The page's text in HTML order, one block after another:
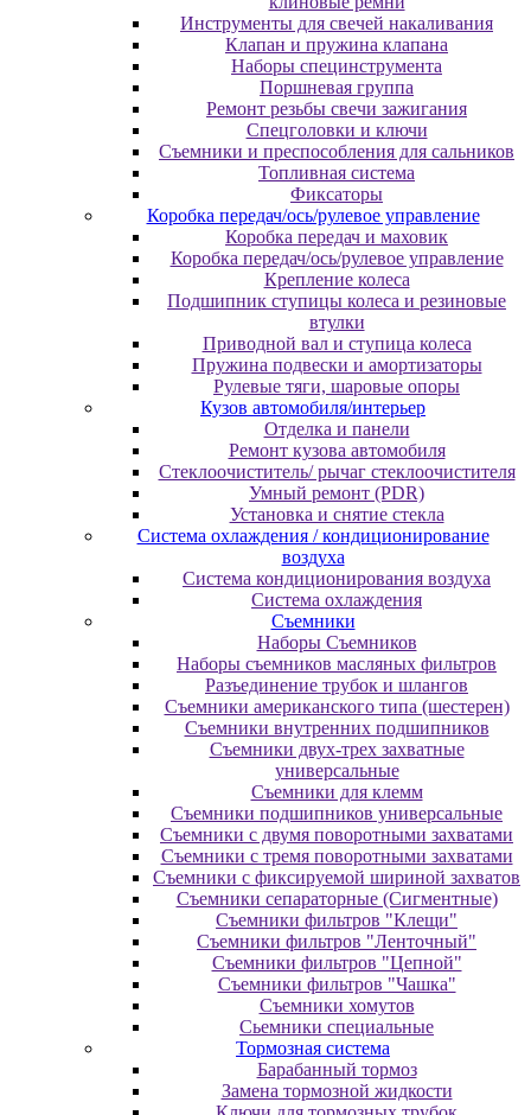
Инструменты для свечей накаливания
Клапан и пружина клапана
Наборы специнструмента
Поршневая группа
Ремонт резьбы свечи зажигания
Спецголовки и ключи
Съемники и преспособления для сальников
Топливная система
Фиксаторы
Коробка передач/ось/рулевое управление
Коробка передач и маховик
Коробка передач/ось/рулевое управление
Крепление колеса
Подшипник ступицы колеса и резиновые
втулки
Приводной вал и ступица колеса
Пружина подвески и амортизаторы
Рулевые тяги, шаровые опоры
Кузов автомобиля/интерьер
Отделка и панели
Ремонт кузова автомобиля
Стеклоочиститель/ рычаг стеклоочистителя
Умный ремонт (PDR)
Установка и снятие стекла
Система охлаждения / кондиционирование
воздуха
Система кондиционирования воздуха
Система охлаждения
Съемники
Наборы Съемников
Наборы съемников масляных фильтров
Разъединение трубок и шлангов
Съемники американского типа (шестерен)
Съемники внутренних подшипников
Съемники двух-трех захватные
универсальные
Съемники для клемм
Съемники подшипников универсальные
Съемники с двумя поворотными захватами
Съемники с тремя поворотными захватами
Съемники с фиксируемой шириной захватов
Съемники сепараторные (Сигментные)
Съемники фильтров "Клещи"
Съемники фильтров "Ленточный"
Съемники фильтров "Цепной"
Съемники фильтров "Чашка"
Съемники хомутов
Сьемники специальные
Тормозная система
Барабанный тормоз
Замена тормозной жидкости